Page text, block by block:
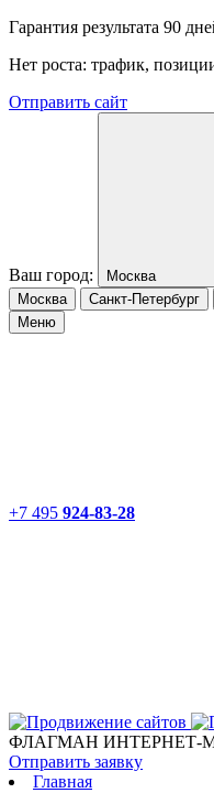
Гарантия результата 90
Нет роста: трафик,
Отправить сайт
Ваш город:
Москва
Москва
Санкт-Петербург
Меню
+7 495 924-83-28
ФЛАГМАН ИНТЕРНЕТ-
Отправить заявку
Главная